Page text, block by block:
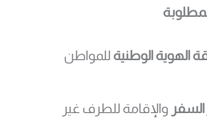
الهوية الوطنية للمواطن
والإقامة للطرف غير